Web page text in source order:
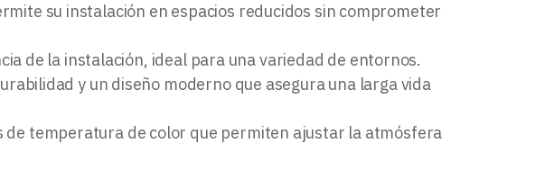
su instalación en espacios reducidos sin comprometer
de la instalación, ideal para una variedad de entornos.
y un diseño moderno que asegura una larga vida
de temperatura de color que permiten ajustar la atmósfera